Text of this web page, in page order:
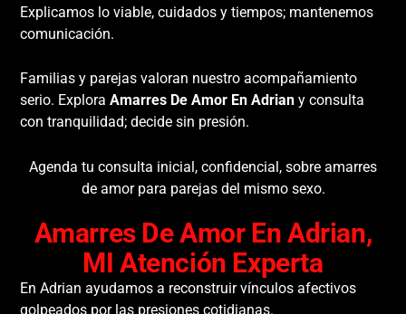
Explicamos lo viable, cuidados y tiempos; mantenemos
comunicación.
Familias y parejas valoran nuestro acompañamiento
serio. Explora Amarres De Amor En Adrian y consulta
con tranquilidad; decide sin presión.
Agenda tu consulta inicial, confidencial, sobre amarres
de amor para parejas del mismo sexo.
Amarres De Amor En Adrian,
MI Atención Experta
En Adrian ayudamos a reconstruir vínculos afectivos
golpeados por las presiones cotidianas.